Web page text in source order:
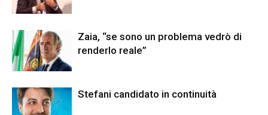
Zaia, “se sono un problema vedrò di
renderlo reale”
Stefani candidato in continuità